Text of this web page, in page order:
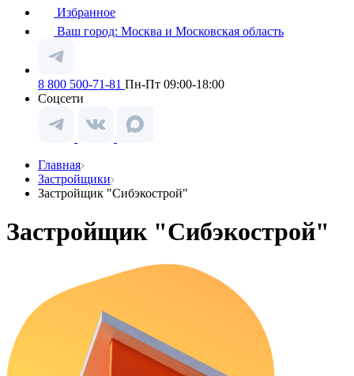
Избранное
Ваш город: Москва и Московская область
8 800 500-71-81 Пн-Пт 09:00-18:00
Соцсети
Главная
Застройщики
Застройщик "Сибэкострой"
Застройщик "Сибэкострой"